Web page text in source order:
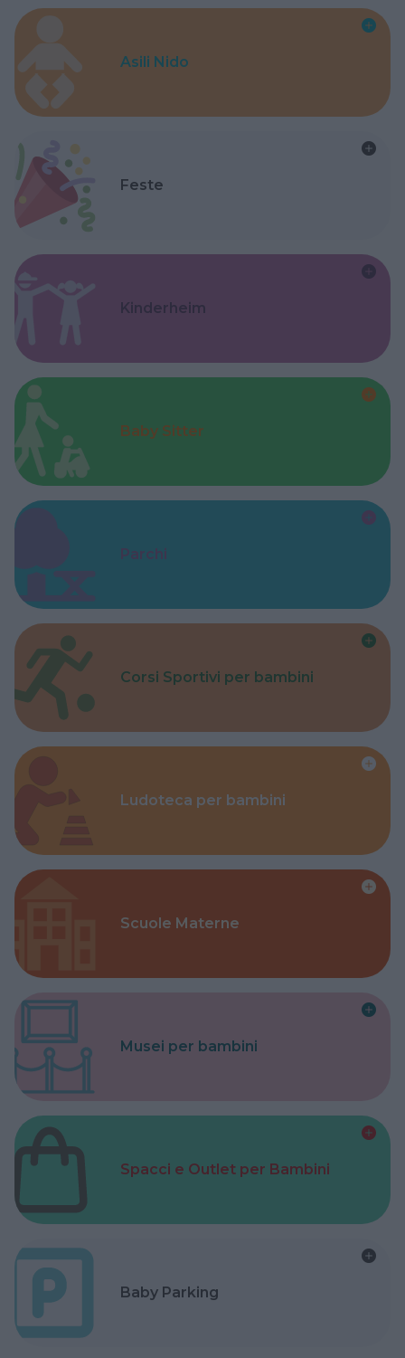
Asili Nido
Feste
Kinderheim
Baby Sitter
Parchi
Corsi Sportivi per bambini
Ludoteca per bambini
Scuole Materne
Musei per bambini
Spacci e Outlet per Bambini
Baby Parking